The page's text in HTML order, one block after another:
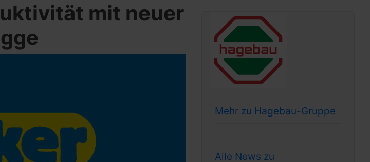
mit neuer
Mehr zu Hagebau-Gruppe
Alle News zu